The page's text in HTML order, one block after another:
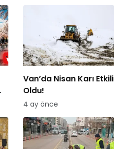
Van’da Nisan Karı Etkili
Oldu!
4 ay önce